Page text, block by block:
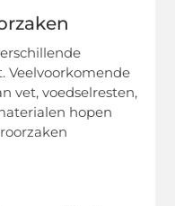
Veelvoorkomende
vet, voedselresten,
hopen